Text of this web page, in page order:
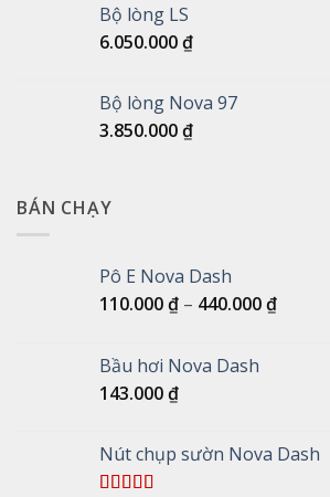
Bộ lòng LS
6.050.000₫
Bộ lòng Nova 97
3.850.000₫
BÁN CHẠY
Pô E Nova Dash
110.000₫ – 440.000₫Khoảng
Bầu hơi Nova Dash
143.000₫
Nút chụp sườn Nova Dash